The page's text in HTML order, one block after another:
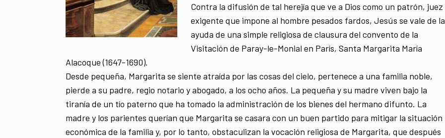
Contra la difusión de tal herejía que ve a Dios como un patrón, juez
exigente que impone al hombre pesados fardos, Jesús se vale de la
ayuda de una simple religiosa de clausura del convento de la
Visitación de Paray-le-Monial en París, Santa Margarita María
Alacoque (1647-1690).
Desde pequeña, Margarita se siente atraída por las cosas del cielo, pertenece a una familia noble,
pierde a su padre, regio notario y abogado, a los ocho años. La pequeña y su madre viven bajo la
tiranía de un tío paterno que ha tomado la administración de los bienes del hermano difunto. La
madre y los parientes querían que Margarita se casara con un buen partido para mitigar la situación
económica de la familia y, por lo tanto, obstaculizan la vocación religiosa de Margarita, que después